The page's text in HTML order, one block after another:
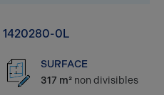
1420280-0L
SURFACE
317 m² non divisibles